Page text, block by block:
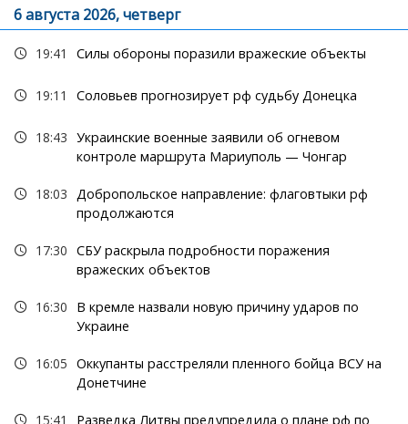
6 августа 2026, четверг
19:41 Силы обороны поразили вражеские объекты
19:11 Соловьев прогнозирует рф судьбу Донецка
18:43 Украинские военные заявили об огневом
контроле маршрута Мариуполь — Чонгар
18:03 Добропольское направление: флаговтыки рф
продолжаются
17:30 СБУ раскрыла подробности поражения
вражеских объектов
16:30
В кремле назвали новую причину ударов по
Украине
16:05 Оккупанты расстреляли пленного бойца ВСУ на
Донетчине
15:41 Разведка Литвы предупредила о плане рф по